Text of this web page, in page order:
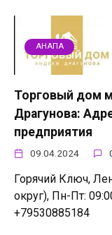
АНАПА
Торговый дом
Драгунова:
предприятия
09.04.2024
Горячий Ключ,
округ), Пн-Пт:
+79530885184